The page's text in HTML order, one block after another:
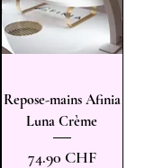
Repose-mains Afinia
Luna Crème
Prix
74.90 CHF